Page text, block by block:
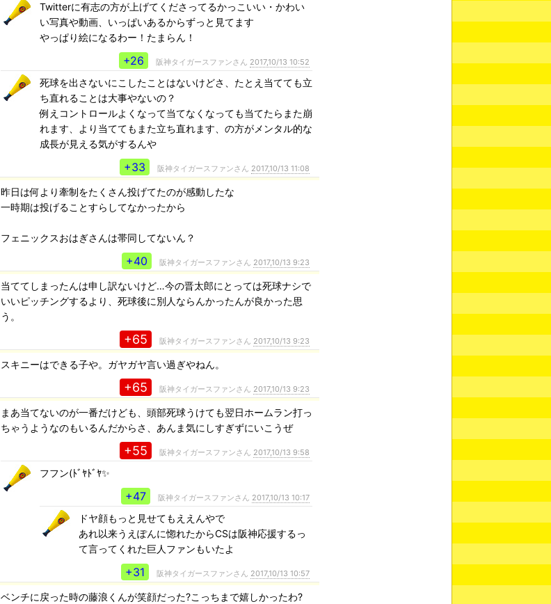
Twitterに有志の方が上げてくださってるかっこいい・かわい
い写真や動画、いっぱいあるからずっと見てます
やっぱり絵になるわー！たまらん！
+26 阪神タイガースファンさん 2017,10/13 10:52
死球を出さないにこしたことはないけどさ、たとえ当てても立
ち直れることは大事やないの？
例えコントロールよくなって当てなくなっても当てたらまた崩
れます、より当ててもまた立ち直れます、の方がメンタル的な
成長が見える気がするんや
+33 阪神タイガースファンさん 2017,10/13 11:08
昨日は何より牽制をたくさん投げてたのが感動したな
一時期は投げることすらしてなかったから
フェニックスおはぎさんは帯同してないん？
+40 阪神タイガースファンさん 2017,10/13 9:23
当ててしまったんは申し訳ないけど…今の晋太郎にとっては死球ナシで
いいピッチングするより、死球後に別人ならんかったんが良かった思
う。
+65 阪神タイガースファンさん 2017,10/13 9:23
スキニーはできる子や。ガヤガヤ言い過ぎやねん。
+65 阪神タイガースファンさん 2017,10/13 9:23
まあ当てないのが一番だけども、頭部死球うけても翌日ホームラン打っ
ちゃうようなのもいるんだからさ、あんま気にしすぎずにいこうぜ
+55 阪神タイガースファンさん 2017,10/13 9:58
フフン(ﾄﾞﾔﾄﾞﾔ✨
+47 阪神タイガースファンさん 2017,10/13 10:17
ドヤ顔もっと見せてもええんやで
あれ以来うえぽんに惚れたからCSは阪神応援するっ
て言ってくれた巨人ファンもいたよ
+31 阪神タイガースファンさん 2017,10/13 10:57
ベンチに戻った時の藤浪くんが笑顔だった?こっちまで嬉しかったわ?